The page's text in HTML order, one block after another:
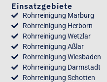
Einsatzgebiete
Rohrreinigung Marburg
Rohrreinigung Herborn
Rohrreinigung Wetzlar
Rohrreinigung Aßlar
Rohrreinigung Wiesbaden
Rohrreinigung Darmstadt
Rohrreinigung Schotten